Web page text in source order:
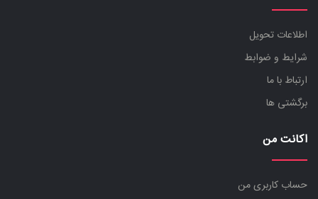
اطلاعات تحویل
شرایط و ضوابط
ارتباط با ما
برگشتی ها
اکانت من
حساب کاربری من